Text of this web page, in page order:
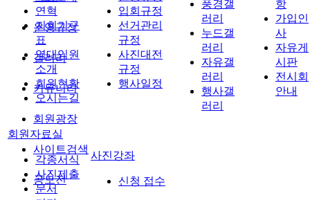
운영규정
갤러리
커뮤니티
회원광장
사이트검색
공모전
연혁
지회기구
표
역대임원
소개
회원현황
오시는길
입회규정
선거관리
규정
사진대전
규정
행사일정
풍경갤
러리
누드갤
러리
자유갤
러리
행사갤
러리
항
가입인
사
자유게
시판
전시회
안내
회원자료실
각종서식
사진제출
문서
사진강좌
신청 접수